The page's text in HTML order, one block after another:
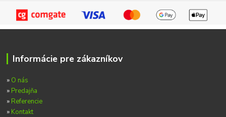
Informácie pre zákazníkov
» O nás
» Predajňa
» Referencie
» Kontakt